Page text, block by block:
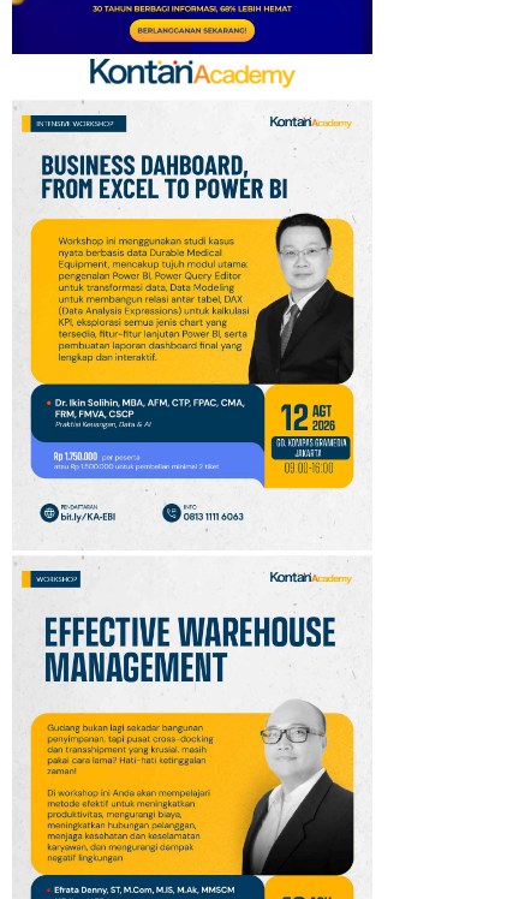
Promo Superindo 6–12
Agustus 2026
Jabodetabek &
Palembang, Diskon
Melon Fujisawa 45%
8
Prediksi Persib vs
Persebaya di Final Piala
Presiden 2026: Susunan
Pemain & Skor
Jadwal Persija vs Arema
FC Perebutan Juara 3
Piala Presiden 2026,
Kick-off Sore Ini
10 Oppo A7 Pro Max Rilis
dengan Baterai 10.000
mAh, Terbesar
Sepanjang Sejarah Oppo